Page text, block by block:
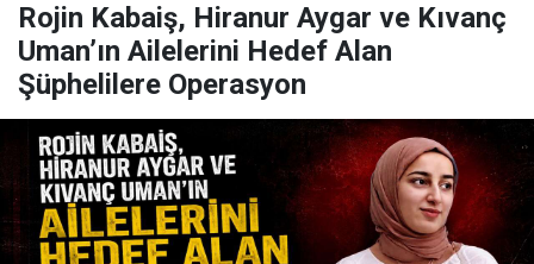
Rojin Kabaiş, Hiranur Aygar ve Kıvanç
Uman’ın Ailelerini Hedef Alan
Şüphelilere Operasyon